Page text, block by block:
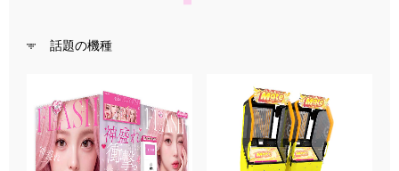
話題の機種